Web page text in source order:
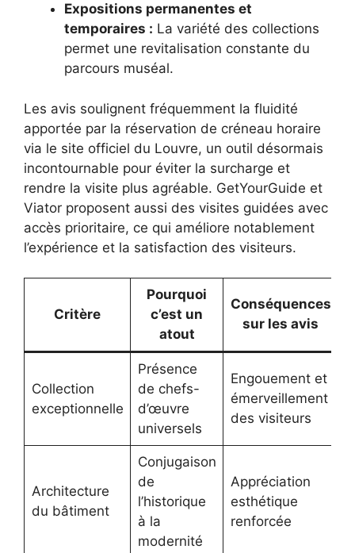
Expositions permanentes et
temporaires : La variété des collections
permet une revitalisation constante du
parcours muséal.
Les avis soulignent fréquemment la fluidité
apportée par la réservation de créneau horaire
via le site officiel du Louvre, un outil désormais
incontournable pour éviter la surcharge et
rendre la visite plus agréable. GetYourGuide et
Viator proposent aussi des visites guidées avec
accès prioritaire, ce qui améliore notablement
l’expérience et la satisfaction des visiteurs.
Critère
Pourquoi
c’est un
atout
Conséquences
sur les avis
Collection
exceptionnelle
Présence
de chefs-
d’œuvre
universels
Engouement et
émerveillement
des visiteurs
Architecture
du bâtiment
Conjugaison
de
l’historique
à la
modernité
Appréciation
esthétique
renforcée